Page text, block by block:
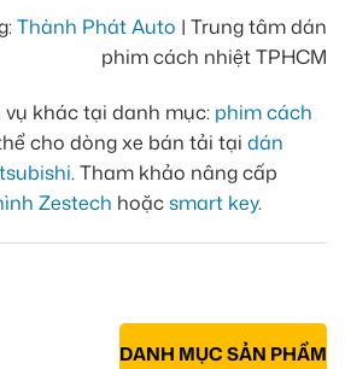
Thành Phát Auto | Trung tâm dán
phim cách nhiệt TPHCM
khác tại danh mục: phim cách
cho dòng xe bán tải tại dán
. Tham khảo nâng cấp
Zestech hoặcsmart key.
DANH MỤC SẢN PHẨM